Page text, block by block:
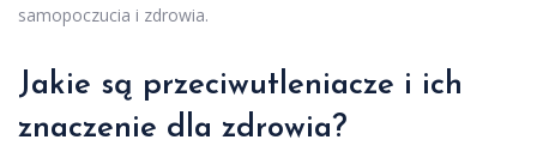
samopoczucia i zdrowia.
Jakie są przeciwutleniacze i ich
znaczenie dla zdrowia?